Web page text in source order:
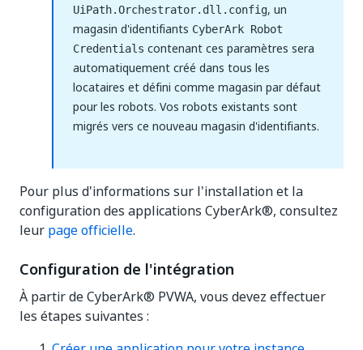
UiPath.Orchestrator.dll.config, un
magasin d'identifiants CyberArk Robot
Credentials contenant ces paramètres sera
automatiquement créé dans tous les
locataires et défini comme magasin par défaut
pour les robots. Vos robots existants sont
migrés vers ce nouveau magasin d'identifiants.
Pour plus d'informations sur l'installation et la
configuration des applications CyberArk®, consultez
leur page officielle.
Configuration de l'intégration
À partir de CyberArk® PVWA, vous devez effectuer
les étapes suivantes :